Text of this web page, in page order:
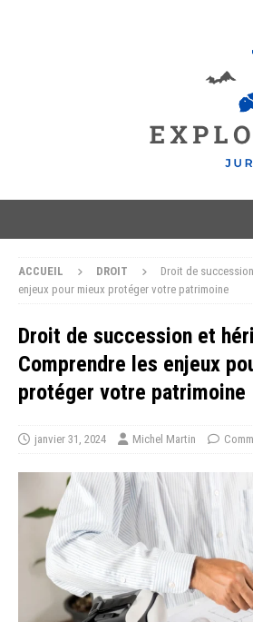
ACCUEIL DROIT
Droit de
enjeux pour mieux protéger votre patrimoine
Droit de succession et
Comprendre les enjeux
protéger votre patrimoine
janvier 31, 2024 Michel Martin